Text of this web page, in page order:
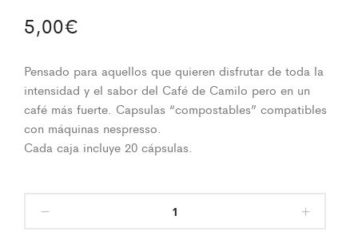
5,00€
Pensado para aquellos que quieren disfrutar de toda la
intensidad y el sabor del Café de Camilo pero en un
café más fuerte. Capsulas “compostables” compatibles
con máquinas nespresso.
Cada caja incluye 20 cápsulas.